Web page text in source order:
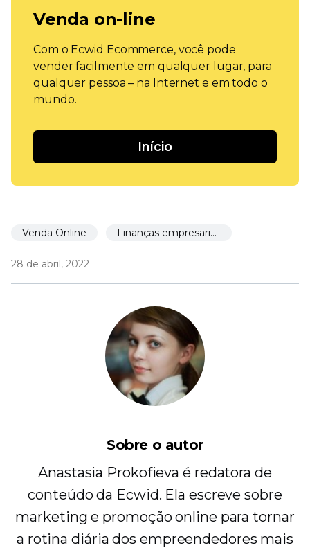
Venda on-line
Com o Ecwid Ecommerce, você pode
vender facilmente em qualquer lugar, para
qualquer pessoa – na Internet e em todo o
mundo.
Início
Venda Online Finanças empresariais
28 de abril, 2022
Sobre o autor
Anastasia Prokofieva é redatora de
conteúdo da Ecwid. Ela escreve sobre
marketing e promoção online para tornar
a rotina diária dos empreendedores mais